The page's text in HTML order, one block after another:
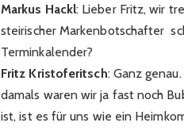
Markus Hackl: Lieber Fritz, wir
steirischer Markenbotschafter
Terminkalender?
Fritz Kristoferitsch: Ganz
damals waren wir ja fast noch
ist, ist es für uns wie ein